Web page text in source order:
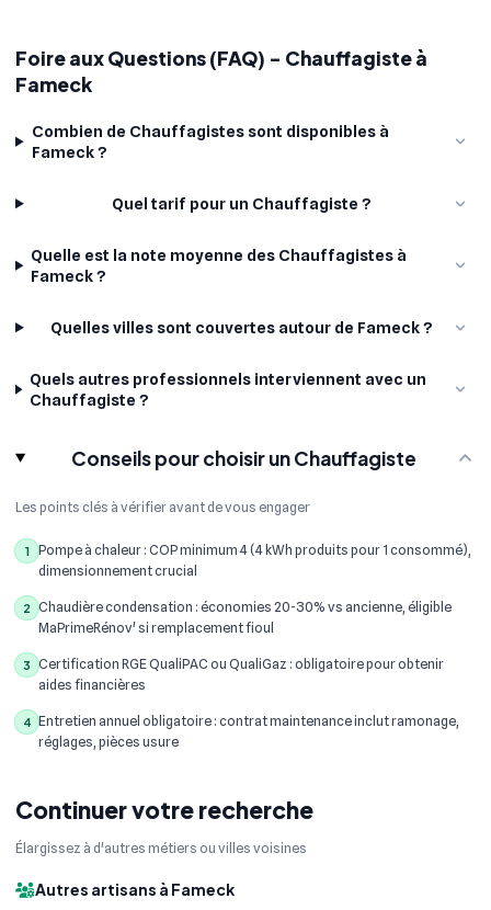
Foire aux Questions (FAQ) - Chauffagiste à
Fameck
Combien de Chauffagistes sont disponibles à
Fameck ?
Quel tarif pour un Chauffagiste ?
Quelle est la note moyenne des Chauffagistes à
Fameck ?
Quelles villes sont couvertes autour de Fameck ?
Quels autres professionnels interviennent avec un
Chauffagiste ?
Conseils pour choisir un Chauffagiste
Les points clés à vérifier avant de vous engager
1
Pompe à chaleur : COP minimum 4 (4 kWh produits pour 1 consommé),
dimensionnement crucial
2
Chaudière condensation : économies 20-30% vs ancienne, éligible
MaPrimeRénov' si remplacement fioul
3
Certification RGE QualiPAC ou QualiGaz : obligatoire pour obtenir
aides financières
4 Entretien annuel obligatoire : contrat maintenance inclut ramonage,
réglages, pièces usure
Continuer votre recherche
Élargissez à d'autres métiers ou villes voisines
Autres artisans à Fameck